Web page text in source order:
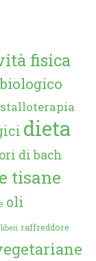
fisica
biologico
dieta
di bach
tisane
oli
raffreddore